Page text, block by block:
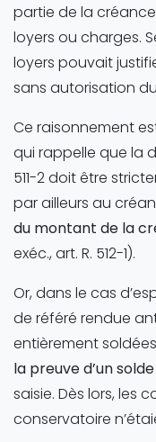
partie de la
loyers ou charges.
loyers pouvait
sans autorisation
Ce raisonnement
qui rappelle que la
511-2 doit être
par ailleurs au
du montant de la
exéc., art. R. 512-1).
Or, dans le cas
de référé rendue
entièrement
la preuve d’un
saisie. Dès lors, les
conservatoire